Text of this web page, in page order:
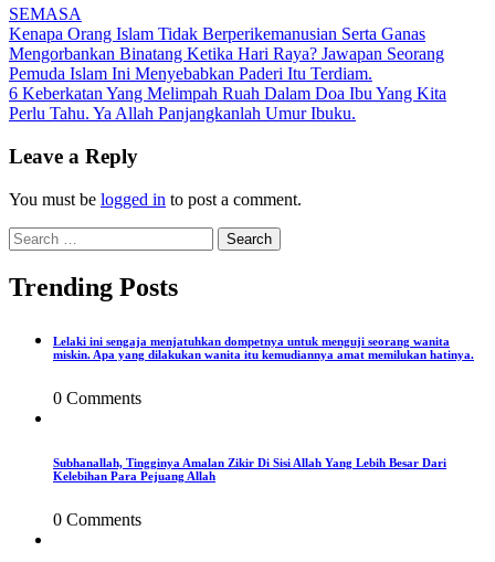
SEMASA
Post
navigation
Kenapa Orang Islam Tidak Berperikemanusian Serta Ganas
Mengorbankan Binatang Ketika Hari Raya? Jawapan Seorang
Pemuda Islam Ini Menyebabkan Paderi Itu Terdiam.
6 Keberkatan Yang Melimpah Ruah Dalam Doa Ibu Yang Kita
Perlu Tahu. Ya Allah Panjangkanlah Umur Ibuku.
Leave a Reply
You must be logged in to post a comment.
Search
for:
Trending Posts
Lelaki ini sengaja menjatuhkan dompetnya untuk menguji seorang wanita
miskin. Apa yang dilakukan wanita itu kemudiannya amat memilukan hatinya.
0 Comments
Subhanallah, Tingginya Amalan Zikir Di Sisi Allah Yang Lebih Besar Dari
Kelebihan Para Pejuang Allah
0 Comments